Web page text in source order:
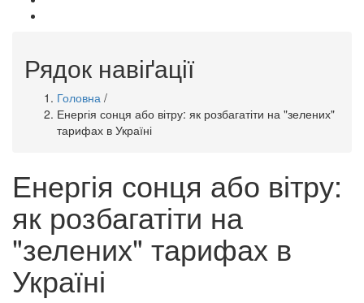
Рядок навіґації
Головна /
Енергія сонця або вітру: як розбагатіти на "зелених"
тарифах в Україні
Енергія сонця або вітру:
як розбагатіти на
"зелених" тарифах в
Україні